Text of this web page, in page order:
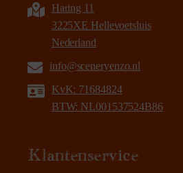
Haring 11
3225XE Hellevoetsluis
Nederland
info@sceneryenzo.nl
KvK: 71684824
BTW: NL001537524B86
Klantenservice